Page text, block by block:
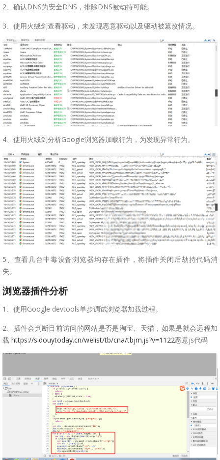
2、确认DNS为安全DNS，排除DNS被劫持可能。
3、使用火绒剑查看驱动，未发现恶意驱动以及驱动被篡改情况。
4、使用火绒剑分析Google浏览器加载行为，为发现异常行为。
5、查看几台中毒设备浏览器均存在插件，将插件关闭后劫持代码消
失。
浏览器插件分析
1、使用Google devtools单步调试浏览器加载过程。
2、插件会判断目前访问的网站是否是淘宝、天猫，如果是就会远程加
载 https://s.douytoday.cn/welist/tb/cna/tbjm.js?v=1122恶意js代码